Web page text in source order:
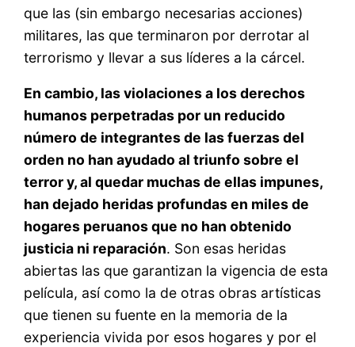
que las (sin embargo necesarias acciones)
militares, las que terminaron por derrotar al
terrorismo y llevar a sus líderes a la cárcel.
En cambio, las violaciones a los derechos
humanos perpetradas por un reducido
número de integrantes de las fuerzas del
orden no han ayudado al triunfo sobre el
terror y, al quedar muchas de ellas impunes,
han dejado heridas profundas en miles de
hogares peruanos que no han obtenido
justicia ni reparación. Son esas heridas
abiertas las que garantizan la vigencia de esta
película, así como la de otras obras artísticas
que tienen su fuente en la memoria de la
experiencia vivida por esos hogares y por el